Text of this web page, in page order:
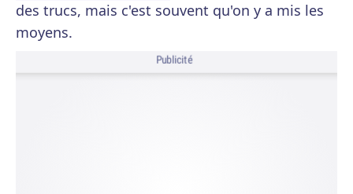
des trucs, mais c'est souvent qu'on y a mis les
moyens.
Publicité